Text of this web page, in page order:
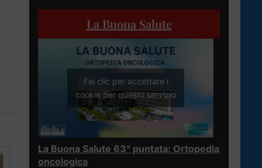
La Buona Salute
Fai clic per accettare i
cookie per questo servizio
La Buona Salute 63° puntata: Ortopedia
oncologica